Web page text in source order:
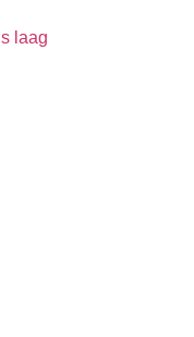
laag